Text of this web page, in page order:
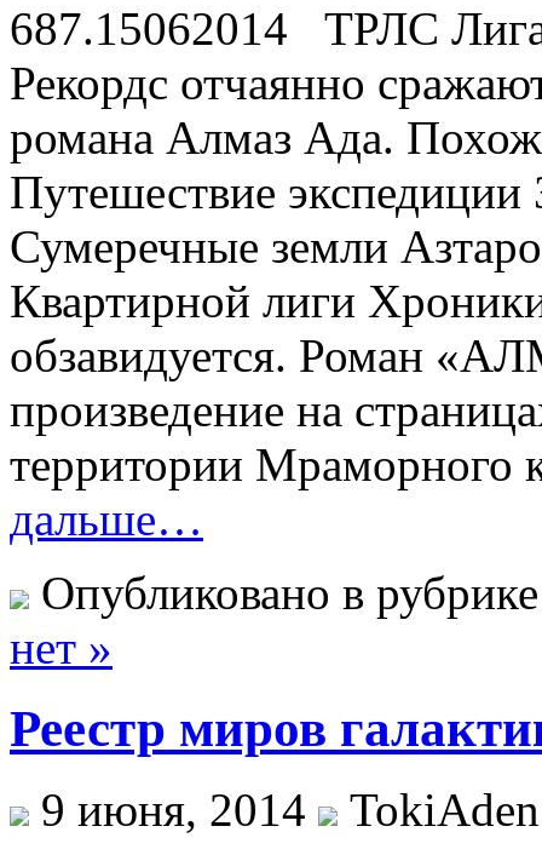
687.15062014 ТРЛС
Рекордс отчаянно
романа Алмаз Ада.
Путешествие
Сумеречные земли
Квартирной лиги
обзавидуется. Роман
произведение на
территории Мраморного
дальше…
Опубликовано в
нет »
Реестр миров
9 июня, 2014
TokiAden